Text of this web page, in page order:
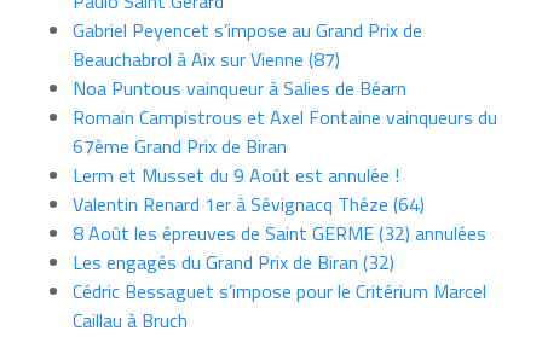
Gabriel Peyencet s’impose au Grand Prix de
Beauchabrol à Aix sur Vienne (87)
Noa Puntous vainqueur à Salies de Béarn
Romain Campistrous et Axel Fontaine vainqueurs du
67ème Grand Prix de Biran
Lerm et Musset du 9 Août est annulée !
Valentin Renard 1er à Sévignacq Théze (64)
8 Août les épreuves de Saint GERME (32) annulées
Les engagés du Grand Prix de Biran (32)
Cédric Bessaguet s’impose pour le Critérium Marcel
Caillau à Bruch